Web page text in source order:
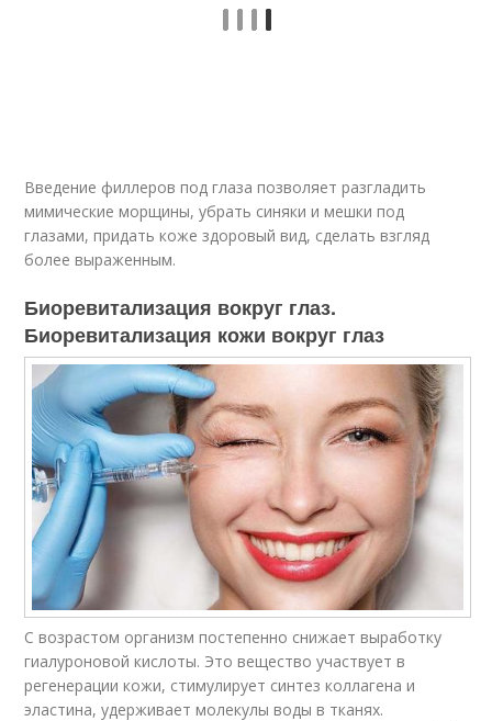
Введение филлеров под глаза позволяет разгладить
мимические морщины, убрать синяки и мешки под
глазами, придать коже здоровый вид, сделать взгляд
более выраженным.
Биоревитализация вокруг глаз.
Биоревитализация кожи вокруг глаз
С возрастом организм постепенно снижает выработку
гиалуроновой кислоты. Это вещество участвует в
регенерации кожи, стимулирует синтез коллагена и
эластина, удерживает молекулы воды в тканях.